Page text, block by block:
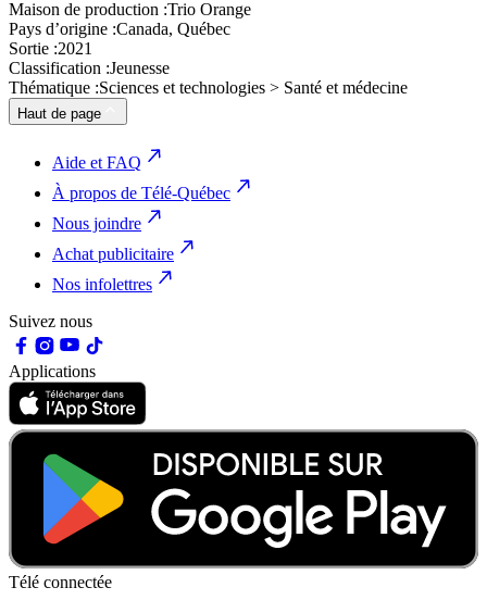
Maison de production :Trio Orange
Pays d’origine :Canada, Québec
Sortie :2021
Classification :Jeunesse
Thématique :Sciences et technologies > Santé et médecine
Haut de page
Aide et FAQ
À propos de Télé-Québec
Nous joindre
Achat publicitaire
Nos infolettres
Suivez nous
Applications
Télé connectée